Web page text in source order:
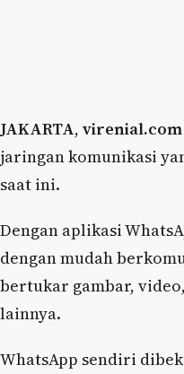
JAKARTA, virenial.com
jaringan komunikasi
saat ini.
Dengan aplikasi
dengan mudah
bertukar gambar,
lainnya.
WhatsApp sendiri